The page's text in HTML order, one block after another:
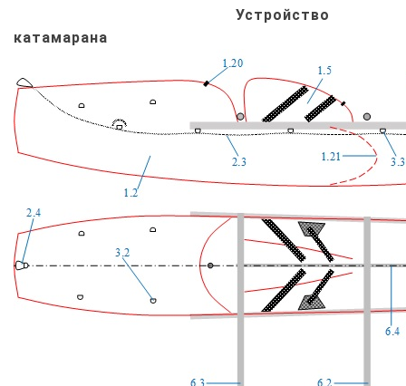
Устройство
катамарана